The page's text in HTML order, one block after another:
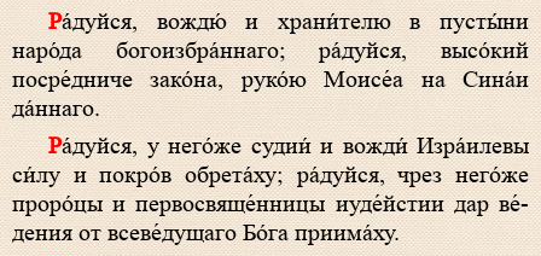
Ра́­дуй­ся, вож­дю́ и хра­ни́­те­лю в пусты́ни
наро́да богоизбра́ннаго; ра́­дуй­ся, высо́кий
посре́дниче зако́на, ру­ко́ю Моисе́а на Сина́и
да́ннаго.
Ра́­дуй­ся, у него́же судии́ и вожди́ Изра́илевы
си́­лу и по­кро́в обрета́ху; ра́­дуй­ся, чрез него́же
проро́цы и первосвяще́нницы иуде́йстии дар ве́­
де­ния от всеве́дущаго Бо́­га приима́ху.